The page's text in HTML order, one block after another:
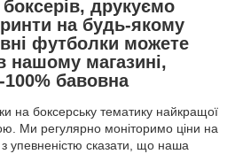
друкуємо
на будь-якому
футболки можете
нашому магазині,
100% бавовна
на боксерську тематику найкращої
Ми регулярно моніторимо ціни на
упевненістю сказати, що наша